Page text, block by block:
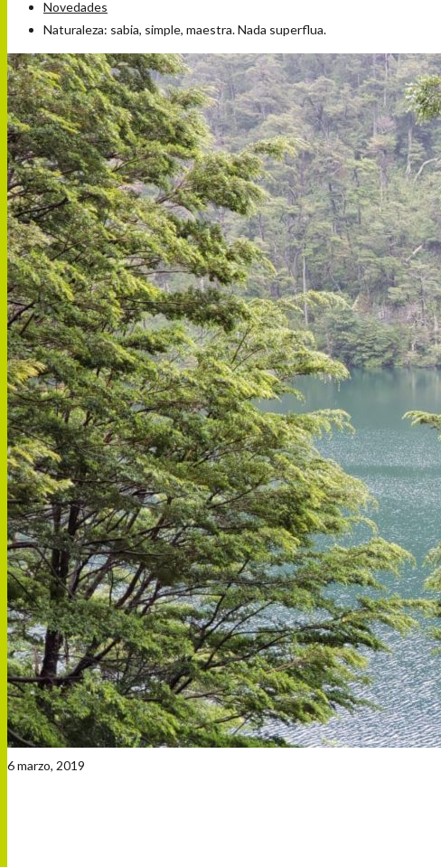
Novedades
Naturaleza: sabia, simple, maestra. Nada superflua.
6 marzo, 2019